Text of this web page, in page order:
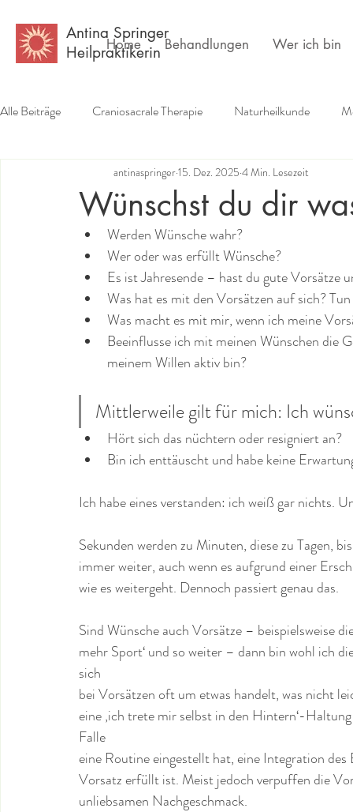
Antina Springer
Heilpraktikerin
Home Behandlungen Wer ich bin
Alle Beiträge Craniosacrale Therapie Naturheilkunde
Erfahrungsberichte Buchempfehlungen Psychlogie
Wünschst du dir
antinaspringer15. Dez. 2025 4 Min. Lesezeit
Werden Wünsche wahr?
Wer oder was erfüllt Wünsche?
Es ist Jahresende – hast du gute Vorsätze
Was hat es mit den Vorsätzen auf sich?
Was macht es mit mir, wenn ich meine
Beeinflusse ich mit meinen Wünschen die
meinem Willen aktiv bin?
Mittlerweile gilt für mich: Ich
Hört sich das nüchtern oder resigniert an?
Bin ich enttäuscht und habe keine
Ich habe eines verstanden: ich weiß gar nichts.
Sekunden werden zu Minuten, diese zu Tagen,
immer weiter, auch wenn es aufgrund einer
wie es weitergeht. Dennoch passiert genau das.
Sind Wünsche auch Vorsätze – beispielsweise
mehr Sport‘ und so weiter – dann bin wohl ich
sich
bei Vorsätzen oft um etwas handelt, was nicht
eine ‚ich trete mir selbst in den Hintern‘-
Falle
eine Routine eingestellt hat, eine Integration
Vorsatz erfüllt ist. Meist jedoch verpuffen die
unliebsamen Nachgeschmack.